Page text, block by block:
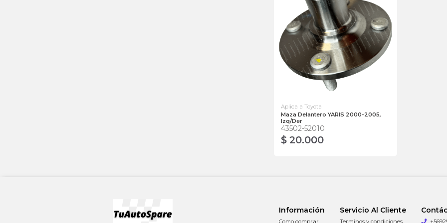
Aplica a Toyota
Maza Delantero YARIS 2000-2005,
Izq/Der
43502-52010
$ 20.000
Información
Como comprar
Servicio Al Cliente
Terminos y condiciones